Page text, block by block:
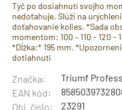
Tyč po dosiahnutí svojho
nedoťahuje. Slúži na
doťahovanie kolies. *Sada
momentom: 100 – 110 - 120 -
*Dĺžka:* 195 mm.
dotiahnutí
Značka:
Triumf
EAN kód:
Obj. číslo:
23291